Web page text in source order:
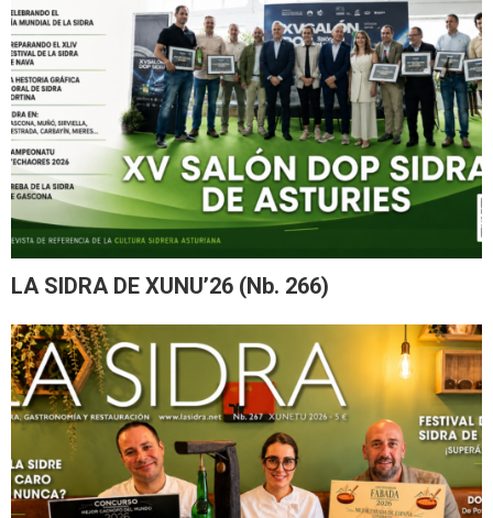
LA SIDRA DE XUNU’26 (Nb. 266)